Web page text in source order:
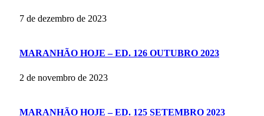
7 de dezembro de 2023
MARANHÃO HOJE – ED. 126 OUTUBRO 2023
2 de novembro de 2023
MARANHÃO HOJE – ED. 125 SETEMBRO 2023